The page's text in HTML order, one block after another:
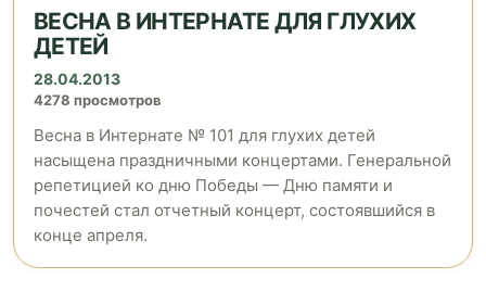
ВЕСНА В ИНТЕРНАТЕ ДЛЯ ГЛУХИХ
ДЕТЕЙ
28.04.2013
4278 просмотров
Весна в Интернате № 101 для глухих детей
насыщена праздничными концертами. Генеральной
репетицией ко дню Победы — Дню памяти и
почестей стал отчетный концерт, состоявшийся в
конце апреля.